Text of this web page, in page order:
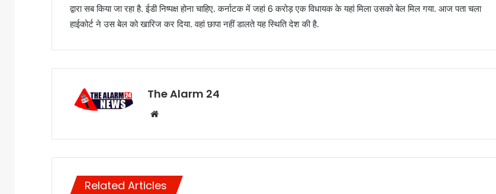
द्वारा सब किया जा रहा है. ईडी निष्पक्ष होना चाहिए. कर्नाटक में जहां 6 करोड़ एक विधायक के यहां मिला उसको बेल मिल गया. आज पता चला
हाईकोर्ट ने उस बेल को खारिज कर दिया. वहां छापा नहीं डालते यह स्थिति देश की है.
The Alarm 24
Website
Related Articles